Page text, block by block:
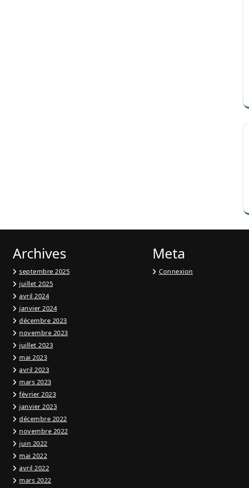
Archives
septembre 2025
juillet 2025
avril 2024
janvier 2024
décembre 2023
novembre 2023
juillet 2023
mai 2023
avril 2023
mars 2023
février 2023
janvier 2023
décembre 2022
novembre 2022
juin 2022
mai 2022
avril 2022
mars 2022
Meta
Connexion